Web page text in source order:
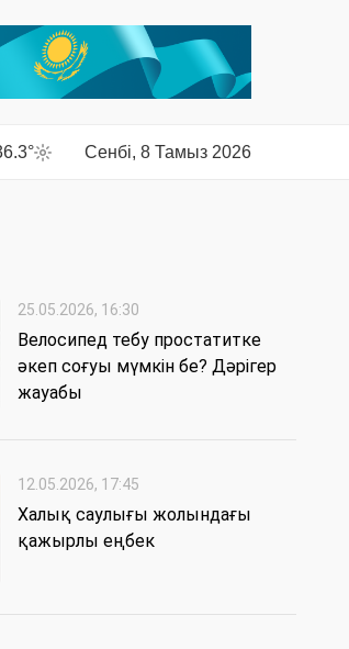
Сенбі, 8 Тамыз 2026
25.05.2026, 16:30
Велосипед тебу простатитке
әкеп соғуы мүмкін бе? Дәрігер
жауабы
12.05.2026, 17:45
Халық саулығы жолындағы
қажырлы еңбек